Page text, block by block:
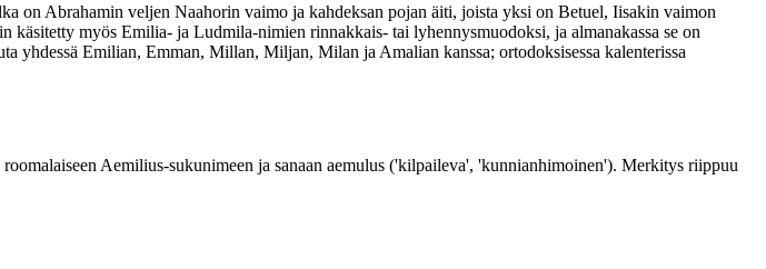
on Abrahamin veljen Naahorin vaimo ja kahdeksan pojan äiti, joista yksi on Betuel, Iisakin vaimon
myös Emilia- ja Ludmila-nimien rinnakkais- tai lyhennysmuodoksi, ja almanakassa se on
yhdessä Emilian, Emman, Millan, Miljan, Milan ja Amalian kanssa; ortodoksisessa kalenterissa
Aemilius-sukunimeen ja sanaan aemulus ('kilpaileva', 'kunnianhimoinen'). Merkitys riippuu